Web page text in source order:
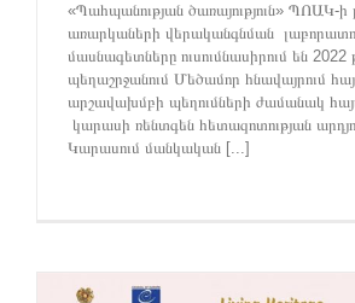
«Պահպանության ծառայություն» ՊՈԱԿ-
առարկաների վերականգնման
մասնագետները ուսումնասիրում են
պեղաշրջանում Մեծամոր հնավայրում
արշավախմբի պեղումների ժամանակ
կարասի ռենտգեն հետազոտության
Կարասում մանկական [...]